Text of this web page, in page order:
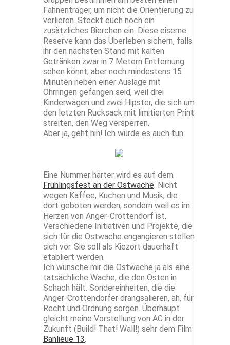
Fahnenträger, um nicht die Orientierung zu
verlieren. Steckt euch noch ein
zusätzliches Bierchen ein. Diese eiserne
Reserve kann das Überleben sichern, falls
ihr den nächsten Stand mit kalten
Getränken zwar in 7 Metern Entfernung
sehen könnt, aber noch mindestens 15
Minuten neben einer Auslage mit
Ohrringen gefangen seid, weil drei
Kinderwagen und zwei Hipster, die sich um
den letzten Rucksack mit limitierten Print
streiten, den Weg versperren.
Aber ja, geht hin! Ich würde es auch tun.
Eine Nummer härter wird es auf dem
Frühlingsfest an der Ostwache. Nicht
wegen Kaffee, Kuchen und Musik, die
dort geboten werden, sondern weil es im
Herzen von Anger-Crottendorf ist.
Verschiedene Initiativen und Projekte, die
sich für die Ostwache engangieren stellen
sich vor. Sie soll als Kiezort dauerhaft
etabliert werden.
Ich wünsche mir die Ostwache ja als eine
tatsächliche Wache, die den Osten in
Schach hält. Sondereinheiten, die die
Anger-Crottendorfer drangsalieren, äh, für
Recht und Ordnung sorgen. Überhaupt
gleicht meine Vorstellung von AC in der
Zukunft (Build! That! Wall!) sehr dem Film
Banlieue 13.